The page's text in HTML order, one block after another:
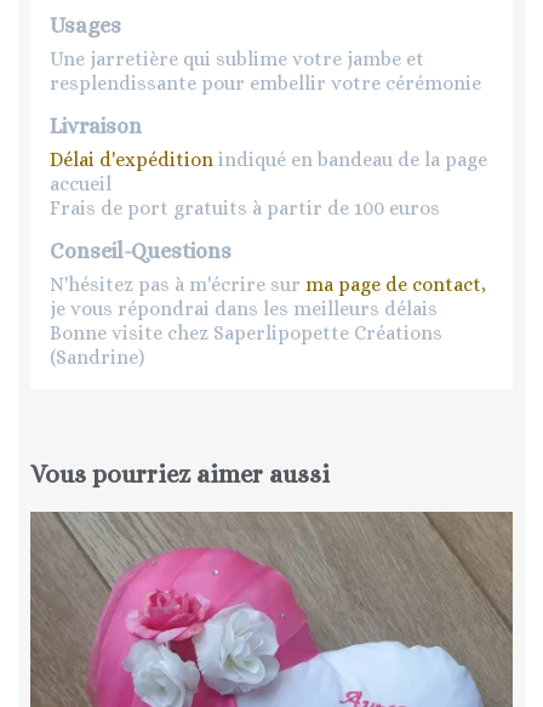
Usages
Une jarretière qui sublime votre jambe et
resplendissante pour embellir votre cérémonie
Livraison
Délai d'expédition indiqué en bandeau de la page
accueil
Frais de port gratuits à partir de 100 euros
Conseil-Questions
N'hésitez pas à m'écrire sur ma page de contact,
je vous répondrai dans les meilleurs délais
Bonne visite chez Saperlipopette Créations
(Sandrine)
Vous pourriez aimer aussi